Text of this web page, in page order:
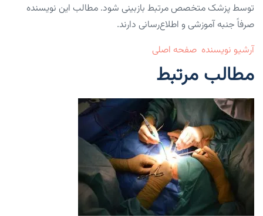
توسط پزشک متخصص مرتبط بازبینی شود. مطالب این نویسنده
صرفاً جنبه آموزشی و اطلاع‌رسانی دارند.
آرشیو نویسنده صفحه اصلی
مطالب مرتبط